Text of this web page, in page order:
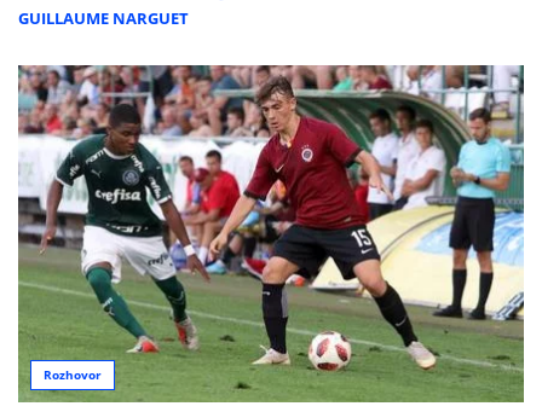
GUILLAUME NARGUET
Rozhovor